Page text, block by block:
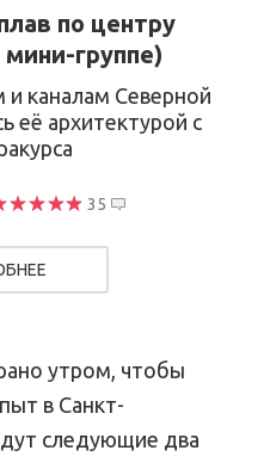
по центру
группе)
и каналам Северной
её архитектурой с
35
утром, чтобы
в Санкт-
следующие два